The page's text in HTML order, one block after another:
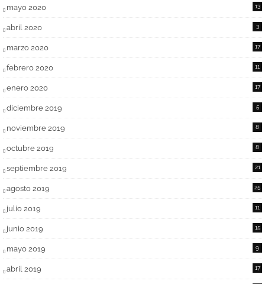
mayo 2020 13
abril 2020 3
marzo 2020 17
febrero 2020 11
enero 2020 17
diciembre 2019 5
noviembre 2019 8
octubre 2019 8
septiembre 2019 21
agosto 2019 25
julio 2019 11
junio 2019 15
mayo 2019 9
abril 2019 17